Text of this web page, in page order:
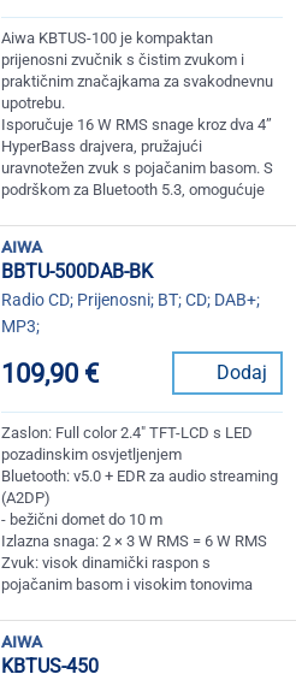
Aiwa KBTUS-100 je kompaktan
prijenosni zvučnik s čistim zvukom i
praktičnim značajkama za svakodnevnu
upotrebu.
Isporučuje 16 W RMS snage kroz dva 4”
HyperBass drajvera, pružajući
uravnotežen zvuk s pojačanim basom. S
podrškom za Bluetooth 5.3, omogućuje
aiwa
BBTU-500DAB-BK
Radio CD; Prijenosni; BT; CD; DAB+;
MP3;
109,90 € Dodaj
Zaslon: Full color 2.4" TFT-LCD s LED
pozadinskim osvjetljenjem
Bluetooth: v5.0 + EDR za audio streaming
(A2DP)
- bežični domet do 10 m
Izlazna snaga: 2 × 3 W RMS = 6 W RMS
Zvuk: visok dinamički raspon s
pojačanim basom i visokim tonovima
aiwa
KBTUS-450